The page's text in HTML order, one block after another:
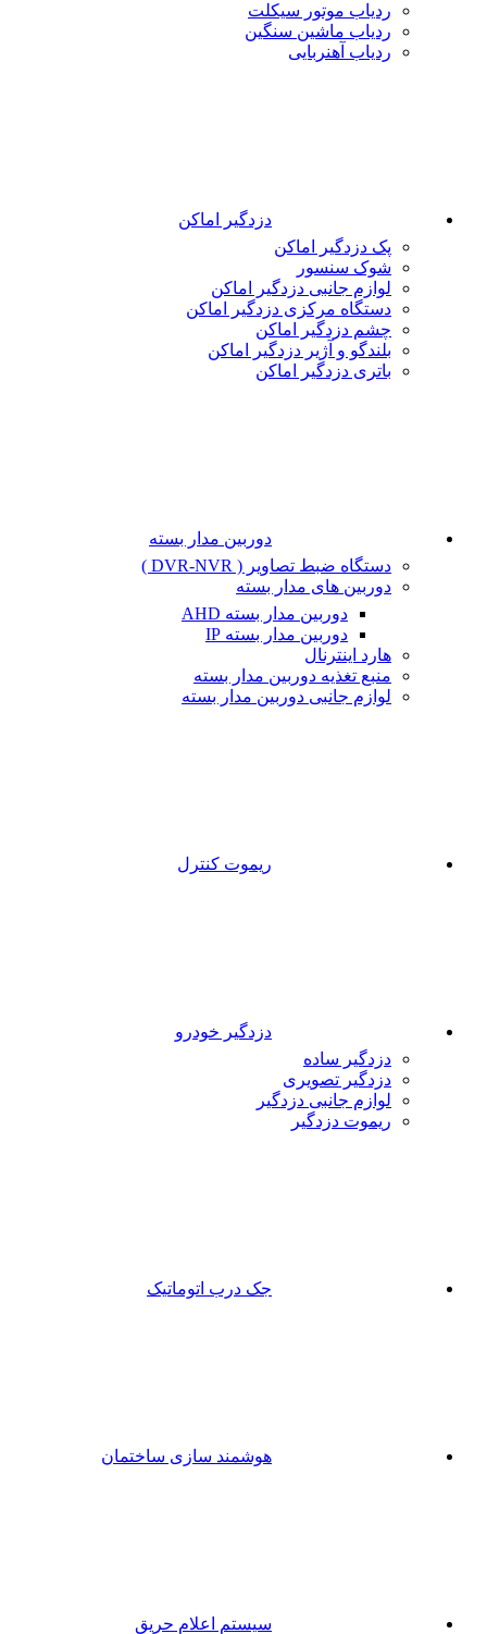
ردیاب موتور سیکلت
ردیاب ماشین سنگین
ردیاب آهنربایی
دزدگیر اماکن
پک دزدگیر اماکن
شوک سنسور
لوازم جانبی دزدگیر اماکن
دستگاه مرکزی دزدگیر اماکن
چشم دزدگیر اماکن
بلندگو و آژیر دزدگیر اماکن
باتری دزدگیر اماکن
دوربین مدار بسته
دستگاه ضبط تصاویر ( DVR-NVR )
دوربین های مدار بسته
دوربین مدار بسته AHD
دوربین مدار بسته IP
هارد اینترنال
منبع تغذیه دوربین مدار بسته
لوازم جانبی دوربین مدار بسته
ریموت کنترل
دزدگیر خودرو
دزدگیر ساده
دزدگیر تصویری
لوازم جانبی دزدگیر
ریموت دزدگیر
جک درب اتوماتیک
هوشمند سازی ساختمان
سیستم اعلام حریق